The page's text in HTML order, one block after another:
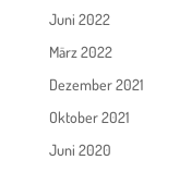
Juni 2022
März 2022
Dezember 2021
Oktober 2021
Juni 2020